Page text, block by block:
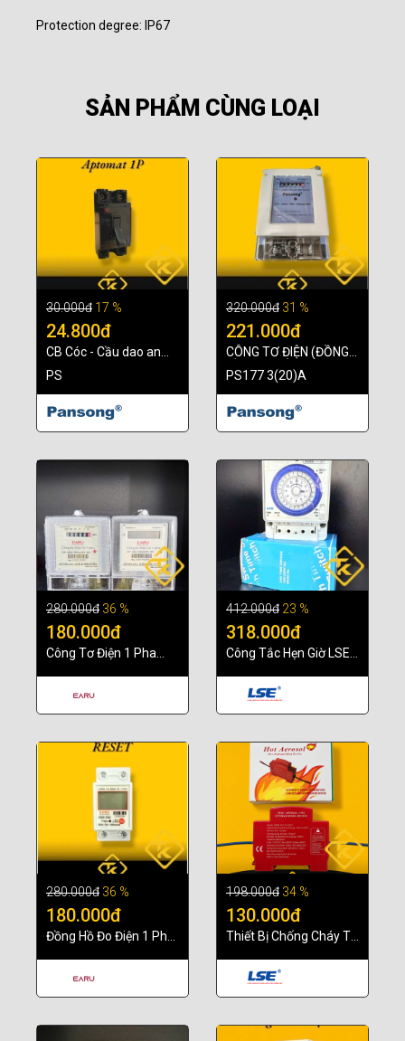
Protection degree: IP67
SẢN PHẨM CÙNG LOẠI
30.000đ 17 %
24.800đ
CB Cóc - Cầu dao an
PS
320.000đ 31 %
221.000đ
CÔNG TƠ ĐIỆN (ĐỒNG
HỒ ĐIỆN TỬ 1 PHA)
PANSONG - PS177 -
3(20)A (LSE)
PS177 3(20)A
280.000đ 36 %
180.000đ
Công Tơ Điện 1 Pha
cho phòng trọ
412.000đ 23 %
318.000đ
Công Tắc Hẹn Giờ LSE
Dòng Tải 15A Chính
Hãng
280.000đ 36 %
180.000đ
Đồng Hồ Đo Điện 1 Pha
trọ, gia đình
198.000đ 34 %
130.000đ
Thiết Bị Chống Cháy Tủ
Điện Chủ Động